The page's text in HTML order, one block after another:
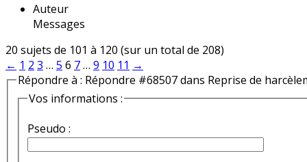
Auteur
Messages
20 sujets de 101 à 120 (sur un total de 208)
← 1 2 3 … 5 6 7… 9 10 11 →
Répondre à : Répondre #68507 dans Reprise de
Vos informations :
Pseudo :